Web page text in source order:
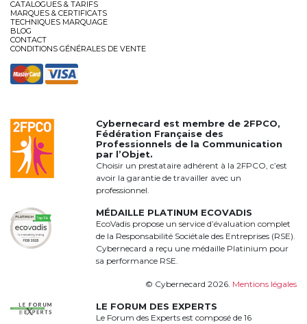
CATALOGUES & TARIFS
MARQUES & CERTIFICATS
TECHNIQUES MARQUAGE
BLOG
CONTACT
CONDITIONS GÉNÉRALES DE VENTE
Cybernecard est membre de2FPCO,
Fédération Française des
Professionnels de la Communication
par l’Objet.
Choisir un prestataire adhérent à la 2FPCO, c’est
avoir la garantie de travailler avec un
professionnel.
MÉDAILLE PLATINUM ECOVADIS
EcoVadis propose un service d’évaluation complet
de la Responsabilité Sociétale des Entreprises (RSE).
Cybernecard a reçu une médaille Platinium pour
sa performance RSE.
© Cybernecard 2026. Mentions légales
LE FORUM DES EXPERTS
Le Forum des Experts est composé de 16